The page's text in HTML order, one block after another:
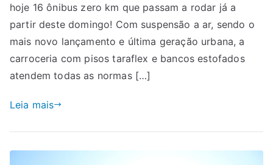
hoje 16 ônibus zero km que passam a rodar já a
partir deste domingo! Com suspensão a ar, sendo o
mais novo lançamento e última geração urbana, a
carroceria com pisos taraflex e bancos estofados
atendem todas as normas […]
Leia mais